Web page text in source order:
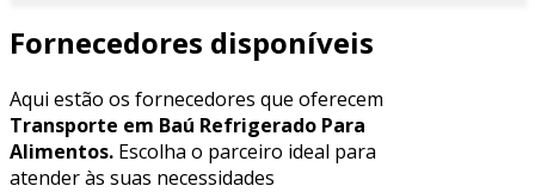
Fornecedores disponíveis
Aqui estão os fornecedores que oferecem
Transporte em Baú Refrigerado Para
Alimentos. Escolha o parceiro ideal para
atender às suas necessidades